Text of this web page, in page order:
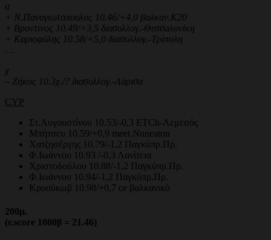
α
+ Ν.Παναγιωτόπουλος 10.46/+4,0 βαλκαν.Κ20
+ Βροντινος 10.49/+3,5 διασυλλογ.-Θεσσαλονίκη
+ Καριοφύλης 10.58/+5,0 διασυλλογ.-Τρίπολη
…
χ
– Ζήκος 10.3χ./? διασυλλογ.-Λάρισα
CYP
Στ.Αυγουστίνου 10.53/-0,3 ETCh-Λεμεσός
Μπήτσευ 10.59/+0,9 meet.Nuneaton
Χατζησέργης 10.79/-1,2 Παγκύπρ.Πρ.
Φ.Ιωάννου 10.93 /-0,3 Λανίτεια
Χριστοδούλου 10.88/-1,2 Παγκύπρ.Πρ.
Φ.Ιωάννου 10.94/-1,2 Παγκύπρ.Πρ.
Κρυούκωβ 10.98/+0,7 ce βαλκανικό
200μ.
(r.score 1000β = 21.46)